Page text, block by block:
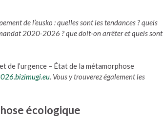
de l’eusko : quelles sont les tendances ? quels
2020-2026 ? que doit-on arrêter et quels sont
de l’urgence – État de la métamorphose
Vous y trouverez également les
écologique